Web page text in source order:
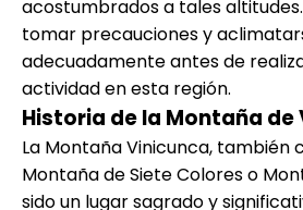
acostumbrados a tales
tomar precauciones y
adecuadamente antes de
actividad en esta región.
Historia de la Montaña de
La Montaña Vinicunca, también
Montaña de Siete Colores o
sido un lugar sagrado y